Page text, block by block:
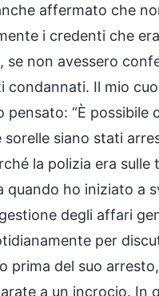
affermato che
i credenti che
se non avessero
condannati. Il mio
pensato: “È possibile
sorelle siano stati
la polizia era sulle
quando ho iniziato a
degli affari
per
prima del suo
a un incrocio. In